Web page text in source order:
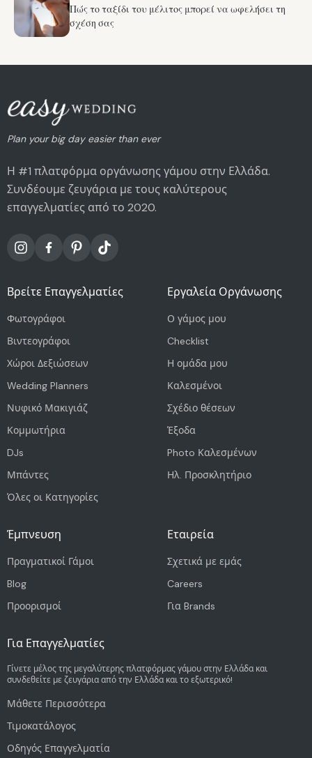
Πώς το ταξίδι του μέλιτος μπορεί να ωφελήσει τη
σχέση σας
Plan your big day easier than ever
Η #1 πλατφόρμα οργάνωσης γάμου στην Ελλάδα.
Συνδέουμε ζευγάρια με τους καλύτερους
επαγγελματίες από το 2020.
Βρείτε Επαγγελματίες
Φωτογράφοι
Βιντεογράφοι
Χώροι Δεξιώσεων
Wedding Planners
Νυφικό Μακιγιάζ
Κομμωτήρια
DJs
Μπάντες
Όλες οι Κατηγορίες
Εργαλεία Οργάνωσης
Ο γάμος μου
Checklist
Η ομάδα μου
Καλεσμένοι
Σχέδιο θέσεων
Έξοδα
Photo Καλεσμένων
Ηλ. Προσκλητήριο
Έμπνευση
Πραγματικοί Γάμοι
Blog
Προορισμοί
Εταιρεία
Σχετικά με εμάς
Careers
Για Brands
Για Επαγγελματίες
Γίνετε μέλος της μεγαλύτερης πλατφόρμας γάμου στην Ελλάδα και
συνδεθείτε με ζευγάρια από την Ελλάδα και το εξωτερικό!
Μάθετε Περισσότερα
Τιμοκατάλογος
Οδηγός Επαγγελματία